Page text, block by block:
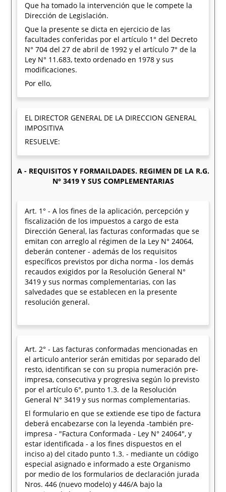
Que ha tomado la intervención que le compete la
Dirección de Legislación.
Que la presente se dicta en ejercicio de las
facultades conferidas por el artículo 1° del Decreto
N° 704 del 27 de abril de 1992 y el artículo 7° de la
Ley N° 11.683, texto ordenado en 1978 y sus
modificaciones.
Por ello,
EL DIRECTOR GENERAL DE LA DIRECCION GENERAL
IMPOSITIVA
RESUELVE:
A - REQUISITOS Y FORMAILDADES. REGIMEN DE LA R.G.
N° 3419 Y SUS COMPLEMENTARIAS
Art. 1° - A los fines de la aplicación, percepción y
fiscalización de los impuestos a cargo de esta
Dirección General, las facturas conformadas que se
emitan con arreglo al régimen de la Ley N° 24064,
deberán contener - además de los requisitos
específicos previstos por dicha norma - los demás
recaudos exigidos por la Resolución General N°
3419 y sus normas complementarias, con las
salvedades que se establecen en la presente
resolución general.
Art. 2° - Las facturas conformadas mencionadas en
el articulo anterior serán emitidas por separado del
resto, identifican se con su propia numeración pre-
impresa, consecutiva y progresiva según lo previsto
por el artículo 6°, punto 1.3. de la Resolución
General N° 3419 y sus normas complementarias.
El formulario en que se extiende ese tipo de factura
deberá encabezarse con la leyenda -también pre-
impresa - "Factura Conformada - Ley N° 24064", y
estar identificada - a los fines dispuestos en el
inciso a) del citado punto 1.3. - mediante un código
especial asignado e informado a este Organismo
por medio de los formularios de declaración jurada
Nros. 446 (nuevo modelo) y 446/A bajo la